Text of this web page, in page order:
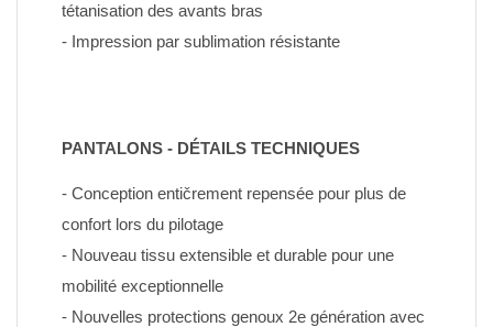
tétanisation des avants bras
- Impression par sublimation résistante
PANTALONS - DÉTAILS TECHNIQUES
- Conception entičrement repensée pour plus de
confort lors du pilotage
- Nouveau tissu extensible et durable pour une
mobilité exceptionnelle
- Nouvelles protections genoux 2e génération avec